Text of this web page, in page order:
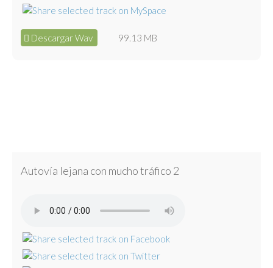
Descargar Wav 99.13 MB
Autovía lejana con mucho tráfico 2